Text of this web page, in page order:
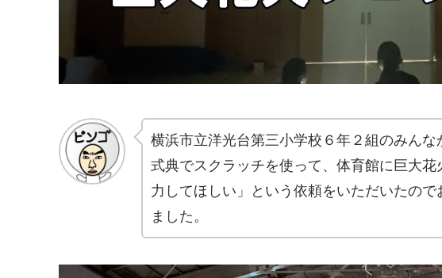
横浜市立洋光台第三小学校６年２組のみん
式典でスクラッチを使って、体育館に巨大
力してほしい」という依頼をいただいたので
ました。